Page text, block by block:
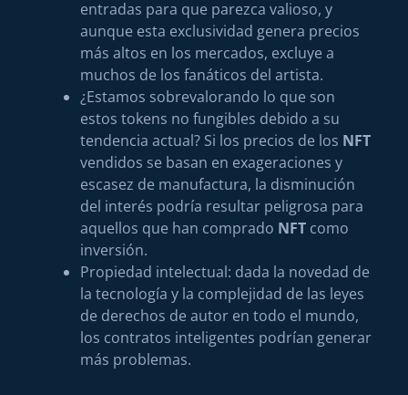
entradas para que parezca valioso, y
aunque esta exclusividad genera precios
más altos en los mercados, excluye a
muchos de los fanáticos del artista.
¿Estamos sobrevalorando lo que son
estos tokens no fungibles debido a su
tendencia actual? Si los precios de los NFT
vendidos se basan en exageraciones y
escasez de manufactura, la disminución
del interés podría resultar peligrosa para
aquellos que han comprado NFT como
inversión.
Propiedad intelectual: dada la novedad de
la tecnología y la complejidad de las leyes
de derechos de autor en todo el mundo,
los contratos inteligentes podrían generar
más problemas.